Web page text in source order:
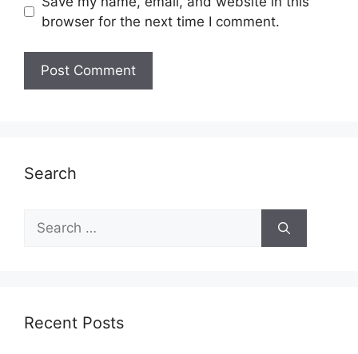
browser for the next time I comment.
Search
Search
for:
Recent Posts